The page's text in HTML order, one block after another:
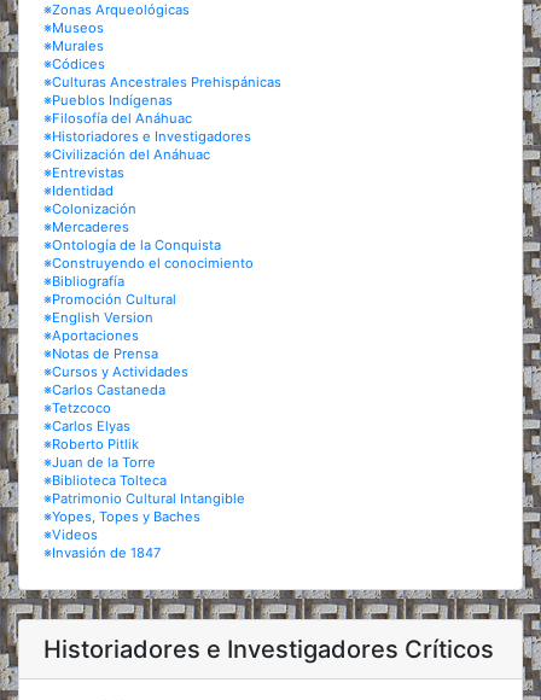
※Zonas Arqueológicas
※Museos
※Murales
※Códices
※Culturas Ancestrales Prehispánicas
※Pueblos Indígenas
※Filosofía del Anáhuac
※Historiadores e Investigadores
※Civilización del Anáhuac
※Entrevistas
※Identidad
※Colonización
※Mercaderes
※Ontología de la Conquista
※Construyendo el conocimiento
※Bibliografía
※Promoción Cultural
※English Version
※Aportaciones
※Notas de Prensa
※Cursos y Actividades
※Carlos Castaneda
※Tetzcoco
※Carlos Elyas
※Roberto Pitlik
※Juan de la Torre
※Biblioteca Tolteca
※Patrimonio Cultural Intangible
※Yopes, Topes y Baches
※Videos
※Invasión de 1847
Historiadores e Investigadores Críticos